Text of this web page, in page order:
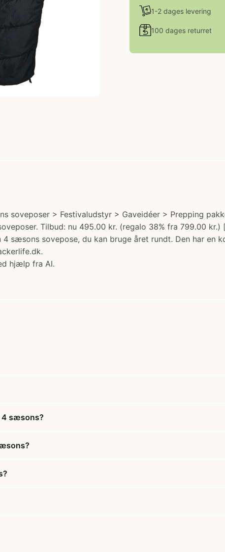
1-2 dages levering
100 dages returret
soveposer > Festivaludstyr > Gaveidéer > Prepping
Tilbud: nu 495.00 kr. (regalo 38% fra 799.00
sæsons sovepose, du kan bruge året rundt. Den har en
hjælp fra AI.
4 sæsons?